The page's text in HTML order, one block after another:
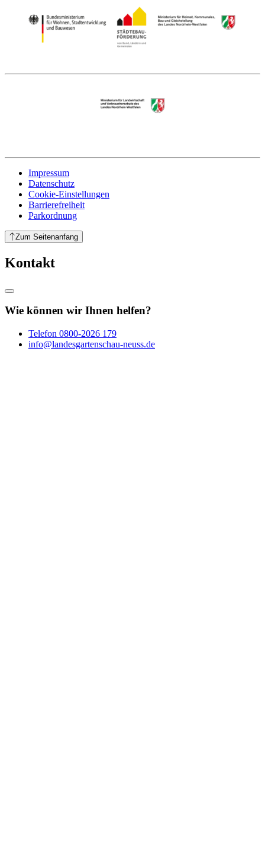
Impressum
Datenschutz
Cookie-Einstellungen
Barrierefreiheit
Parkordnung
Zum Seitenanfang
Kontakt
Wie können wir Ihnen helfen?
Telefon 0800-2026 179
info@landesgartenschau-neuss.de